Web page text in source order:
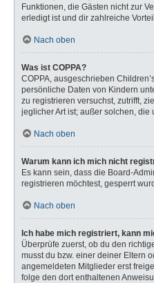
Funktionen, die Gästen nicht zur
erledigt ist und dir zahlreiche
Nach oben
Was ist COPPA?
COPPA, ausgeschrieben
persönliche Daten von Kindern
zu registrieren versuchst, zutrifft,
jeglicher Art ist; außer solchen, die
Nach oben
Warum kann ich mich nicht
Es kann sein, dass die Board-
registrieren möchtest, gesperrt
Nach oben
Ich habe mich registriert, kann
Überprüfe zuerst, ob du den
musst du bzw. einer deiner Eltern
angemeldeten Mitglieder erst
folge den dort enthaltenen